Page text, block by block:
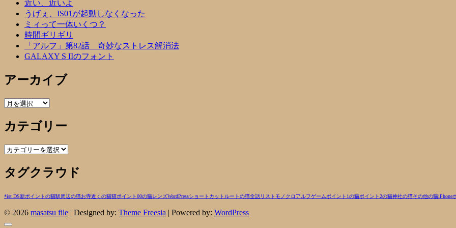
近い、近いよ
うげぇ、IS01が起動しなくなった
ミィって一体いくつ？
時間ギリギリ
「アルフ」第82話 奇妙なストレス解消法
GALAXY S IIのフォント
アーカイブ
ア
カ
イ
ブ
カテゴリー
カ
ゴ
リ
タグクラウド
*ist DS新ポイントの猫駅周辺の猫お寺近くの猫猫ポイント00の猫レンズWordPressショートカットルートの猫全話リストモノクロ アルフゲームポイント1の猫ポイント2の猫神社の猫その他の猫iPhone
© 2026 masatsu file | Designed by: Theme Freesia | Powered by: WordPress